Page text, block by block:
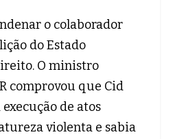
o colaborador
do Estado
O ministro
comprovou que Cid
de atos
violenta e sabia